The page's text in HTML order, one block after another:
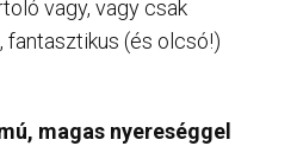
vagy, vagy csak
(és olcsó!)
magas nyereséggel